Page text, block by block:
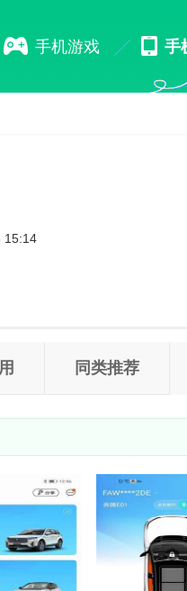
手机游戏 手
15:14
同类推荐